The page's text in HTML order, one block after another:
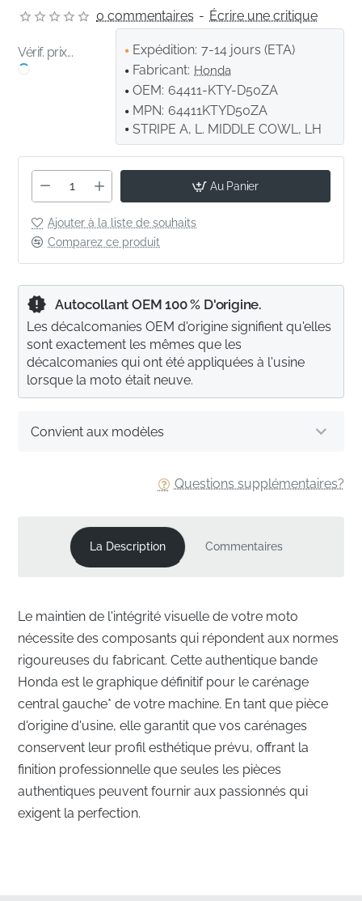
0 commentaires - Écrire une critique
Vérif. prix... Expédition: 7-14 jours (ETA)
Fabricant: Honda
OEM: 64411-KTY-D50ZA
MPN: 64411KTYD50ZA
STRIPE A, L. MIDDLE COWL, LH
Au Panier
Ajouter à la liste de souhaits
Comparez ce produit
Questions supplémentaires?
Convient aux modèles
Autocollant OEM 100 % D'origine.
Les décalcomanies OEM d'origine signifient qu'elles
sont exactement les mêmes que les
décalcomanies qui ont été appliquées à l'usine
lorsque la moto était neuve.
La Description Commentaires
Le maintien de l'intégrité visuelle de votre moto
nécessite des composants qui répondent aux normes
rigoureuses du fabricant. Cette authentique bande
Honda est le graphique définitif pour le carénage
central gauche* de votre machine. En tant que pièce
d'origine d'usine, elle garantit que vos carénages
conservent leur profil esthétique prévu, offrant la
finition professionnelle que seules les pièces
authentiques peuvent fournir aux passionnés qui
exigent la perfection.